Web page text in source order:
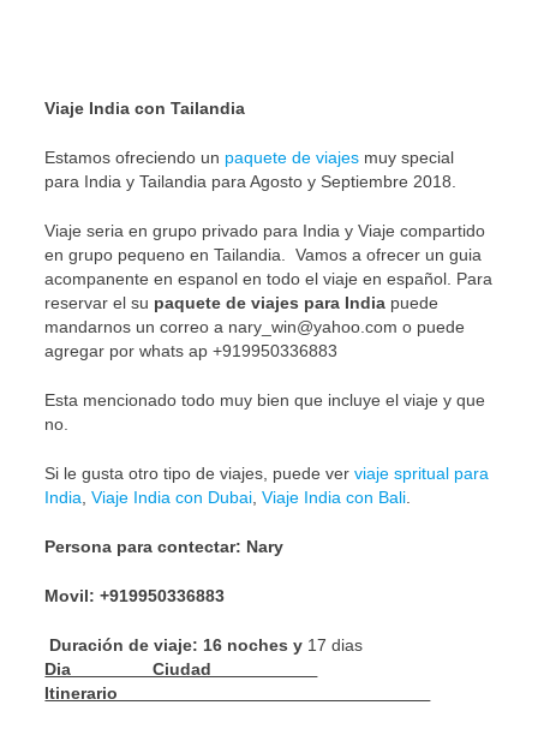
Viaje India con Tailandia
Estamos ofreciendo un paquete de viajes muy special
para India y Tailandia para Agosto y Septiembre 2018.
Viaje seria en grupo privado para India y Viaje compartido
en grupo pequeno en Tailandia. Vamos a ofrecer un guia
acompanente en espanol en todo el viaje en español. Para
reservar el su paquete de viajes para India puede
mandarnos un correo a nary_win@yahoo.com o puede
agregar por whats ap +919950336883
Esta mencionado todo muy bien que incluye el viaje y que
no.
Si le gusta otro tipo de viajes, puede verviaje spritual para
India ,Viaje India con Dubai ,Viaje India con Bali
Persona para contectar: Nary
Movil: +919950336883
Duración de viaje: 16 noches y 17 dias
Dia Ciudad
Itinerario